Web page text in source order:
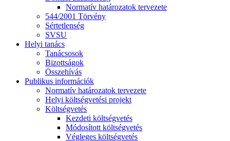
Normatív határozatok tervezete
544/2001 Törvény
Sértetlenség
SVSU
Helyi tanács
Tanácsosok
Bizottságok
Összehívás
Publikus információk
Normatív határozatok tervezete
Helyi költségvetési projekt
Költségvetés
Kezdeti költségvetés
Módosított költségvetés
Végleges költségvetés